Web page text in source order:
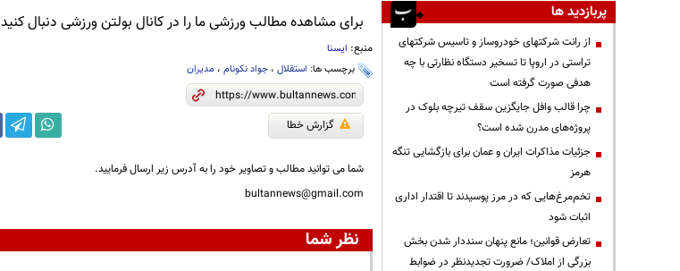
برای مشاهده مطالب ورزشی ما را در کانال بولتن ورزشی دنبال کنید
منبع: ایسنا
برچسب ها: استقلال، جواد نکونام، مدیران
گزارش خطا
شما می توانید مطالب و تصاویر خود را به آدرس زیر ارسال فرمایید.
bultannews@gmail.com
نظر شما
پربازدید ها
از رانت‌ شرکتهای خودروساز و تاسیس شرکتهای
تراستی در اروپا تا تسخیر دستگاه نظارتی با چه
هدفی صورت گرفته است
چرا قالب وافل جایگزین سقف تیرچه بلوک در
پروژه‌های مدرن شده است؟
جزئیات مذاکرات ایران و عمان برای بازگشایی تنگه
هرمز
تخم‌مرغ‌هایی که در مرز پوسیدند تا اقتدار اداری
اثبات شود
تعارض قوانین؛ مانع پنهان سنددار شدن بخش
بزرگی از املاک/ ضرورت تجدیدنظر در ضوابط